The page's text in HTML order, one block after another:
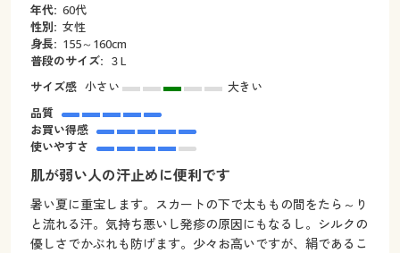
年代: 60代
性別: 女性
身長: 155～160cm
普段のサイズ: ３L
サイズ感 小さい
大きい
品質
お買い得感
使いやすさ
肌が弱い人の汗止めに便利です
暑い夏に重宝します。スカートの下で太ももの間をたら～り
と流れる汗。気持ち悪いし発疹の原因にもなるし。シルクの
優しさでかぶれも防げます。少々お高いですが、絹であるこ